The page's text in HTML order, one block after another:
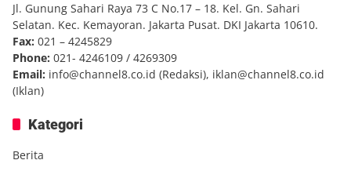
Jl. Gunung Sahari Raya 73 C No.17 – 18. Kel. Gn. Sahari
Selatan. Kec. Kemayoran. Jakarta Pusat. DKI Jakarta 10610.
Fax: 021 – 4245829
Phone: 021- 4246109 / 4269309
Email: info@channel8.co.id (Redaksi), iklan@channel8.co.id
(Iklan)
Kategori
Berita